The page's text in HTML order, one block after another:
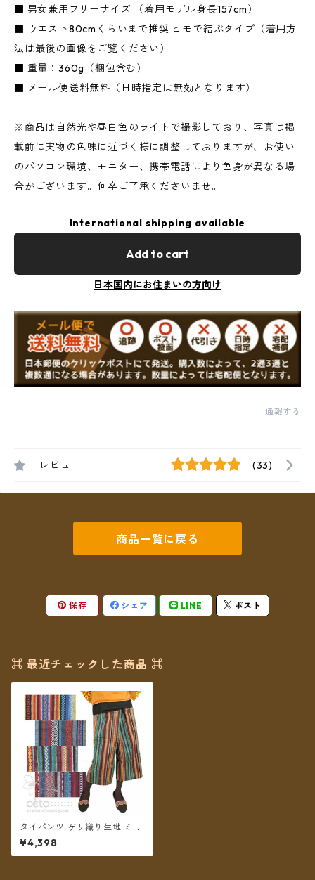
■ 男女兼用フリーサイズ （着用モデル身長157cm）
■ ウエスト80cmくらいまで推奨 ヒモで結ぶタイプ（着用方
法は最後の画像をご覧ください）
■ 重量：360g（梱包含む）
■ メール便送料無料（日時指定は無効となります）
※商品は自然光や昼白色のライトで撮影しており、写真は掲
載前に実物の色味に近づく様に調整しておりますが、お使い
のパソコン環境、モニター、携帯電話により色身が異なる場
合がございます。何卒ご了承くださいませ。
International shipping available
Add to cart
日本国内にお住まいの方向け
通報する
レビュー (33)
商品一覧に戻る
保存 シェア LINE ポスト
⌘ 最近チェックした商品 ⌘
タイパンツ ゲリ織り生地 ミデ
ィアム丈 ★全4種★【メール
便送料無料】
¥4,398